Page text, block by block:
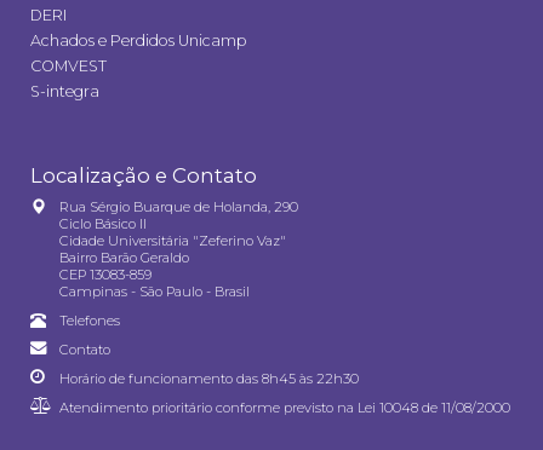
DERI
Achados e Perdidos Unicamp
COMVEST
S-integra
Localização e Contato
Rua Sérgio Buarque de Holanda, 290
Ciclo Básico II
Cidade Universitária "Zeferino Vaz"
Bairro Barão Geraldo
CEP 13083-859
Campinas - São Paulo - Brasil
Telefones
Contato
Horário de funcionamento das 8h45 às 22h30
Atendimento prioritário conforme previsto na Lei 10048 de 11/08/2000